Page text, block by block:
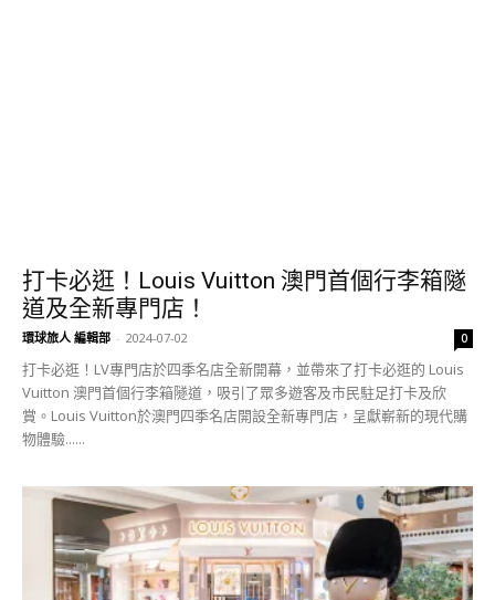
打卡必逛！Louis Vuitton 澳門首個行李箱隧
道及全新專門店！
環球旅人 編輯部 - 2024-07-02 0
打卡必逛！LV專門店於四季名店全新開幕，並帶來了打卡必逛的 Louis
Vuitton 澳門首個行李箱隧道，吸引了眾多遊客及市民駐足打卡及欣
賞。Louis Vuitton於澳門四季名店開設全新專門店，呈獻嶄新的現代購
物體驗......